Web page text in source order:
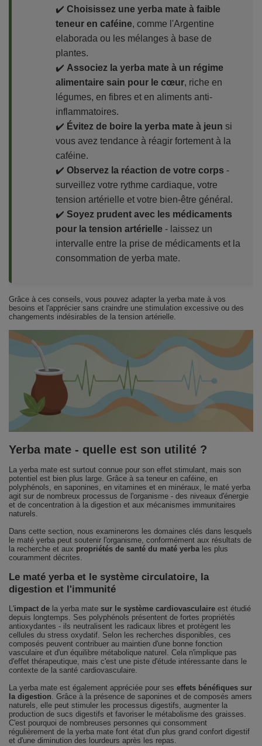
✔️ Choisissez une yerba mate à faible
teneur en caféine, comme l'Argentine
elaborada ou les mélanges à base de
plantes.
✔️ Associez la yerba mate à un régime
alimentaire sain pour le cœur, riche en
légumes, en fibres et en aliments anti-
inflammatoires.
✔️ Évitez de boire la yerba mate à jeun si
vous avez tendance à réagir fortement à la
caféine.
✔️ Observez la réaction de votre corps -
surveillez votre rythme cardiaque, votre
tension artérielle et votre bien-être général.
✔️ Soyez prudent avec les médicaments
pour la tension artérielle - laissez un
intervalle entre la prise de médicaments et la
consommation de yerba mate.
Grâce à ces conseils, vous pouvez adapter la yerba mate à vos
besoins et l'apprécier sans craindre une stimulation excessive ou des
changements indésirables de la tension artérielle.
Yerba mate - quelle est son utilité ?
La yerba mate est surtout connue pour son effet stimulant, mais son
potentiel est bien plus large. Grâce à sa teneur en caféine, en
polyphénols, en saponines, en vitamines et en minéraux, le maté yerba
agit sur de nombreux processus de l'organisme - des niveaux d'énergie
et de concentration à la digestion et aux mécanismes immunitaires
naturels.
Dans cette section, nous examinerons les domaines clés dans lesquels
le maté yerba peut soutenir l'organisme, conformément aux résultats de
la recherche et aux propriétés de santé du maté yerbales plus
couramment décrites.
Le maté yerba et le système circulatoire, la
digestion et l'immunité
L'impact de la yerba mate sur le système cardiovasculaire est étudié
depuis longtemps. Ses polyphénols présentent de fortes propriétés
antioxydantes - ils neutralisent les radicaux libres et protègent les
cellules du stress oxydatif. Selon les recherches disponibles, ces
composés peuvent contribuer au maintien d'une bonne fonction
vasculaire et d'un équilibre métabolique naturel. Cela n'implique pas
d'effet thérapeutique, mais c'est une piste d'étude intéressante dans le
contexte de la santé cardiovasculaire.
La yerba mate est également appréciée pour ses effets bénéfiques sur
la digestion. Grâce à la présence de saponines et de composés amers
naturels, elle peut stimuler les processus digestifs, augmenter la
production de sucs digestifs et favoriser le métabolisme des graisses.
C'est pourquoi de nombreuses personnes qui consomment
régulièrement de la yerba mate font état d'un plus grand confort digestif
et d'une diminution des lourdeurs après les repas.